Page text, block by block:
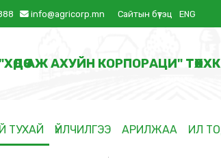
info@agricorp.mn Сайтын бүтэц ENG
АЖ АХУЙН КОРПОРАЦИ" ТӨХХК
ТУХАЙ ҮЙЛЧИЛГЭЭ АРИЛЖАА ИЛ